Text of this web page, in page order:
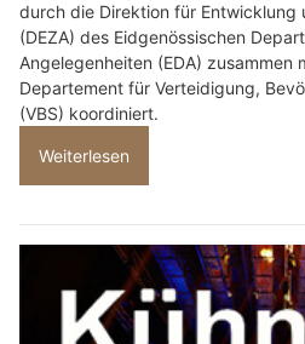
durch die Direktion für Entwicklung
(DEZA) des Eidgenössischen
Angelegenheiten (EDA) zusammen
Departement für Verteidigung,
(VBS) koordiniert.
Weiterlesen